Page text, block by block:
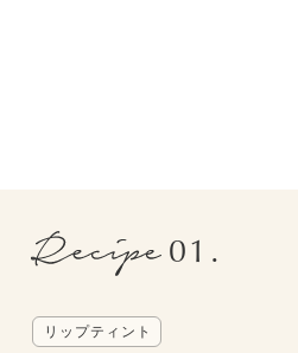
01.
リップティント